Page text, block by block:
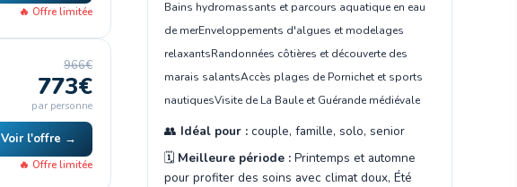
🔥 Offre limitée
966€
773€
par personne
Voir l'offre →
🔥 Offre limitée
Bains hydromassants et parcours aquatique en eau
de merEnveloppements d'algues et modelages
relaxantsRandonnées côtières et découverte des
marais salantsAccès plages de Pornichet et sports
nautiquesVisite de La Baule et Guérande médiévale
👥 Idéal pour : couple, famille, solo, senior
🗓️ Meilleure période : Printemps et automne
pour profiter des soins avec climat doux, Été